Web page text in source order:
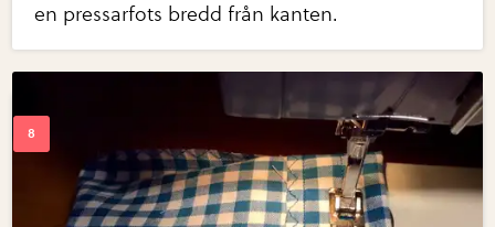
en pressarfots bredd från kanten.